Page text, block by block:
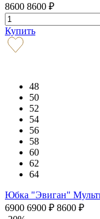
8600 8600 ₽
Купить
48
50
52
54
56
58
60
62
64
Юбка "Эвиган"
6900 6900 ₽ 8600 ₽